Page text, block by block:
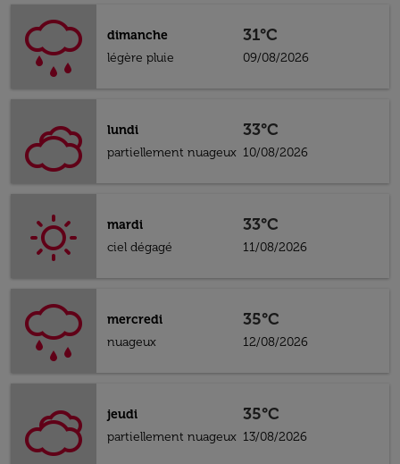
dimanche
légère pluie
31°C
09/08/2026
lundi
partiellement nuageux
33°C
10/08/2026
mardi
ciel dégagé
33°C
11/08/2026
mercredi
nuageux
35°C
12/08/2026
jeudi
partiellement nuageux
35°C
13/08/2026